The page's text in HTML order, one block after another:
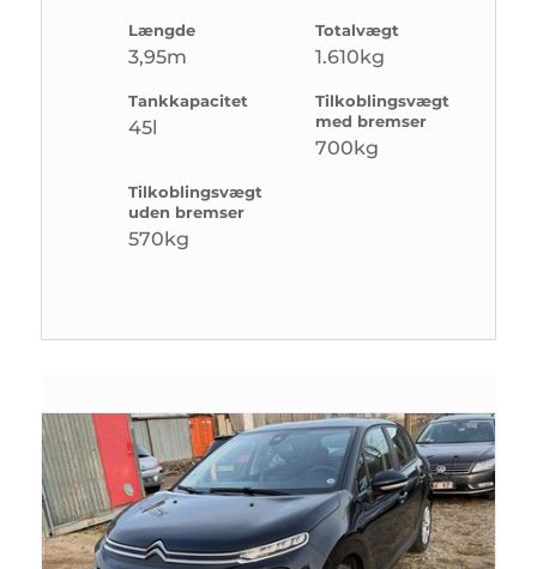
Længde
3,95m
Totalvægt
1.610kg
Tankkapacitet
45l
Tilkoblingsvægt
med bremser
700kg
Tilkoblingsvægt
uden bremser
570kg